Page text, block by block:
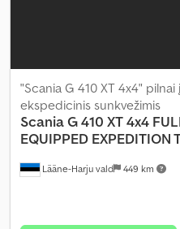
Lääne-Harju vald 449 km
"Scania G 410 XT 4x4"
ekspedicinis sunkvežimis
ScaniaG 410 XT 4x4
EQUIPPED EXPEDITION